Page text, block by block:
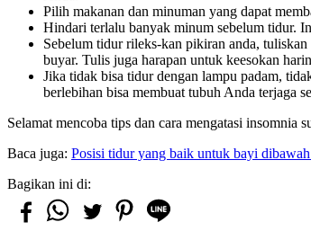
Pilih makanan dan minuman yang dapat
Hindari terlalu banyak minum sebelum tidur.
Sebelum tidur rileks-kan pikiran anda,
buyar. Tulis juga harapan untuk keesokan
Jika tidak bisa tidur dengan lampu padam,
berlebihan bisa membuat tubuh Anda terjaga
Selamat mencoba tips dan cara mengatasi
Baca juga: Posisi tidur yang baik untuk bayi
Bagikan ini di: